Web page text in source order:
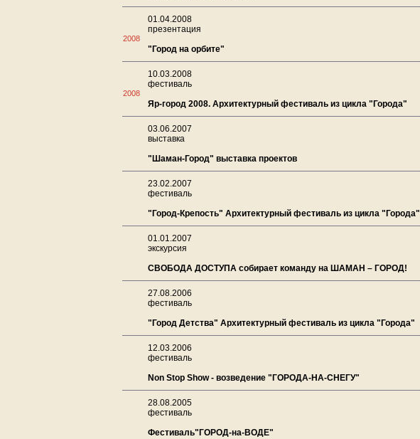
2008
01.04.2008
презентация
"Город на орбите"
2008
10.03.2008
фестиваль
Яр-город 2008. Архитектурный фестиваль из цикла "Города"
03.06.2007
выставка
"Шаман-Город" выставка проектов
23.02.2007
фестиваль
"Город-Крепость" Архитектурный фестиваль из цикла "Города"
01.01.2007
экскурсия
СВОБОДА ДОСТУПА собирает команду на ШАМАН – ГОРОД!
27.08.2006
фестиваль
"Город Детства" Архитектурный фестиваль из цикла "Города"
12.03.2006
фестиваль
Non Stop Show - возведение "ГОРОДА-НА-СНЕГУ"
28.08.2005
фестиваль
Фестиваль"ГОРОД-на-ВОДЕ"